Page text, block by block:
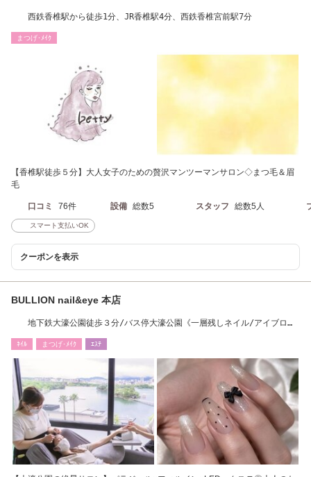
西鉄香椎駅から徒歩1分、JR香椎駅4分、西鉄香椎宮前駅7分
まつげ･ﾒｲｸ
【香椎駅徒歩５分】大人女子のための贅沢マンツーマンサロン◇まつ毛＆眉
毛
口コミ 76件 設備 総数5 スタッフ 総数5人
スマート支払いOK
クーポンを表示
BULLION nail&eye 本店
地下鉄大濠公園徒歩３分/バス停大濠公園《一層残しネイル/アイブロ
ﾈｲﾙ まつげ･ﾒｲｸ ｴｽﾃ